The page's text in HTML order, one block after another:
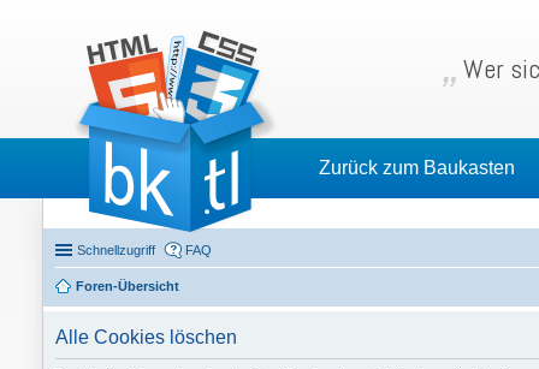
Wer
Zurück zum Baukasten
Schnellzugriff FAQ
Foren-Übersicht
Alle Cookies löschen